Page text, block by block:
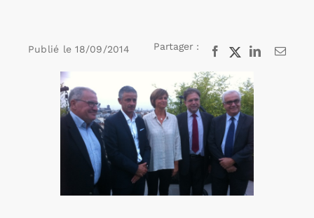
Annonces emploi
Publié le 18/09/2014 Partager : Facebook
X LinkedInEmail
l'image
agrandie